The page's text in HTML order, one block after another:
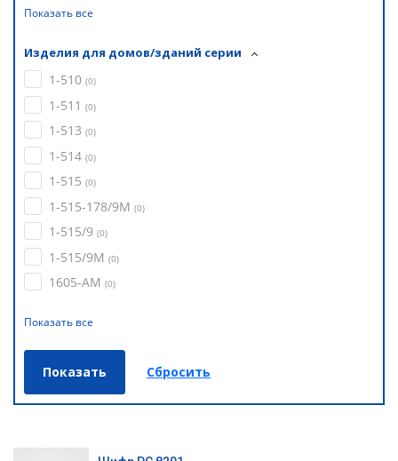
Показать все
Изделия для домов/зданий серии
1-510 (0)
1-511 (0)
1-513 (0)
1-514 (0)
1-515 (0)
1-515-178/9М (0)
1-515/9 (0)
1-515/9М (0)
1605-АМ (0)
Показать все